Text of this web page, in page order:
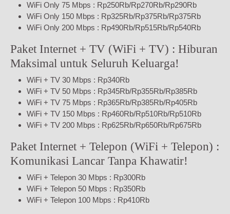
WiFi Only 75 Mbps : Rp250Rb/Rp270Rb/Rp290Rb
WiFi Only 150 Mbps : Rp325Rb/Rp375Rb/Rp375Rb
WiFi Only 200 Mbps : Rp490Rb/Rp515Rb/Rp540Rb
Paket Internet + TV (WiFi + TV) : Hiburan
Maksimal untuk Seluruh Keluarga!
WiFi + TV 30 Mbps : Rp340Rb
WiFi + TV 50 Mbps : Rp345Rb/Rp355Rb/Rp385Rb
WiFi + TV 75 Mbps : Rp365Rb/Rp385Rb/Rp405Rb
WiFi + TV 150 Mbps : Rp460Rb/Rp510Rb/Rp510Rb
WiFi + TV 200 Mbps : Rp625Rb/Rp650Rb/Rp675Rb
Paket Internet + Telepon (WiFi + Telepon) :
Komunikasi Lancar Tanpa Khawatir!
WiFi + Telepon 30 Mbps : Rp300Rb
WiFi + Telepon 50 Mbps : Rp350Rb
WiFi + Telepon 100 Mbps : Rp410Rb